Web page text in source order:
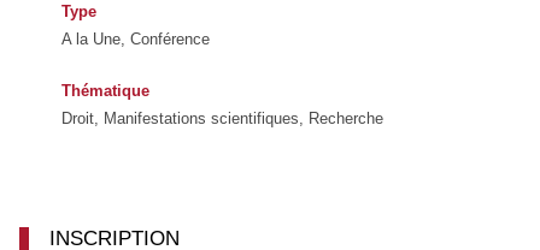
Type
A la Une, Conférence
Thématique
Droit, Manifestations scientifiques, Recherche
INSCRIPTION